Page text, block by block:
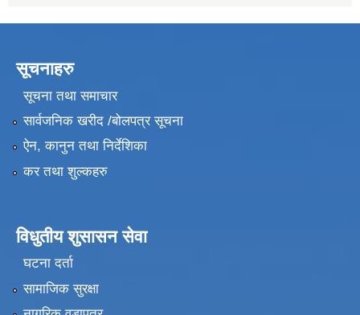
सूचनाहरु
सूचना तथा समाचार
सार्वजनिक खरीद /बोलपत्र सूचना
ऐन, कानुन तथा निर्देशिका
कर तथा शुल्कहरु
विधुतीय शुसासन सेवा
घटना दर्ता
सामाजिक सुरक्षा